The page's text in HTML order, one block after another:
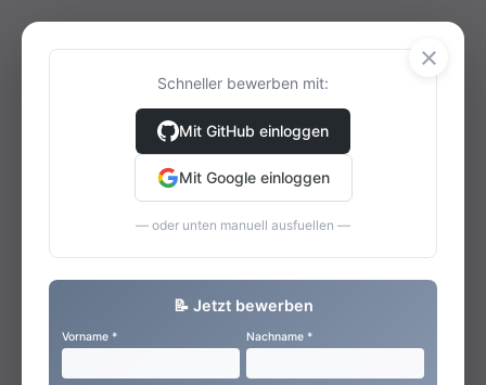
×
Schneller bewerben mit:
Mit GitHub einloggen
Mit Google einloggen
— oder unten manuell ausfuellen —
📝 Jetzt bewerben
Vorname * Nachname *